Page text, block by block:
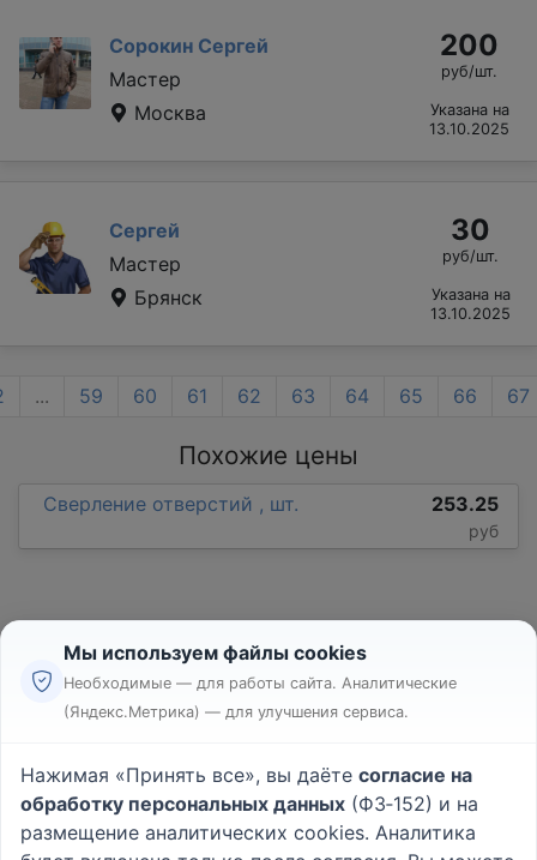
Сорокин Сергей
Мастер
Москва
200
руб/шт.
Указана на
13.10.2025
Сергей
Мастер
Брянск
30
руб/шт.
Указана на
13.10.2025
... 59 60 61 62 63 64 65 66 67
Похожие цены
Сверление отверстий , шт. 253.25
руб
Реклама
Пользовательское соглашение
Политика конфиденциальности
Вопрос - Ответ|О проекте
Мы используем файлы cookies
Необходимые — для работы сайта. Аналитические
(Яндекс.Метрика) — для улучшения сервиса.
Нажимая «Принять все», вы даёте согласие на
обработку персональных данных (ФЗ‑152) и на
размещение аналитических cookies. Аналитика